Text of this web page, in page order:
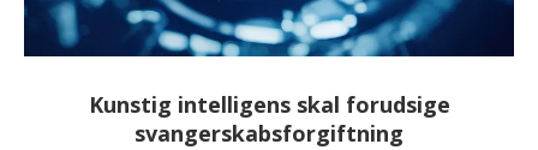
Kunstig intelligens skal forudsige
svangerskabsforgiftning